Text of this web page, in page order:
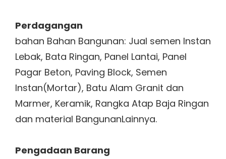
Perdagangan
bahan Bahan Bangunan: Jual semen Instan
Lebak, Bata Ringan, Panel Lantai, Panel
Pagar Beton, Paving Block, Semen
Instan(Mortar), Batu Alam Granit dan
Marmer, Keramik, Rangka Atap Baja Ringan
dan material BangunanLainnya.
Pengadaan Barang